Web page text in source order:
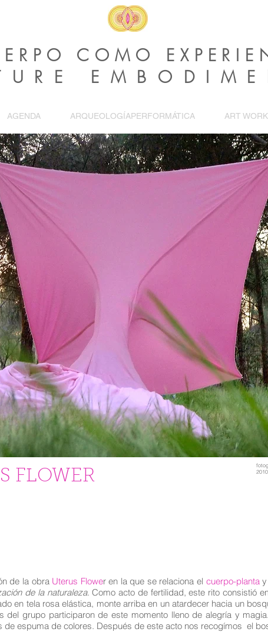
COMO
AGENDA ARQUEOLOGÍAPERFORMÁTICA ART
FLOWER
2010.
de la obra Uterus Flower en la que se relaciona el cuerpo-plantay
de la naturaleza. Como acto de fertilidad, este rito consistió
en tela rosa elástica, monte arriba en un atardecer hacia un
del grupo participaron de este momento lleno de alegría y
de espuma de colores. Después de este acto nos recogímos el